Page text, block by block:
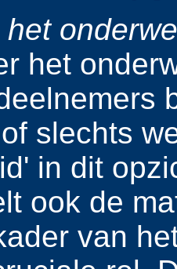
het
het
slechts
in dit
ook de
van